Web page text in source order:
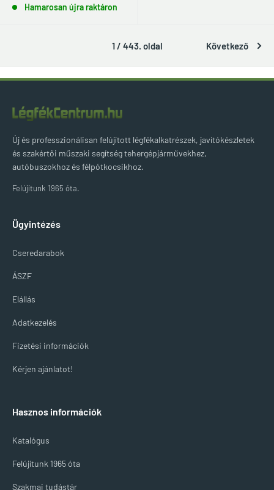
Hamarosan újra raktáron
1 / 443. oldal Következő
Új és professzionálisan felújított légfékalkatrészek, javítókészletek
és szakértői műszaki segítség tehergépjárművekhez,
autóbuszokhoz és félpótkocsikhoz.
Felújítunk 1965 óta.
Ügyintézés
Cseredarabok
ÁSZF
Elállás
Adatkezelés
Fizetési információk
Kérjen ajánlatot!
Hasznos információk
Katalógus
Felújítunk 1965 óta
Szakmai tudástár